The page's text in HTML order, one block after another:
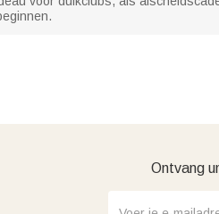
Ontvang